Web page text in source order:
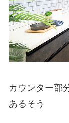
カウンター部
あるそう